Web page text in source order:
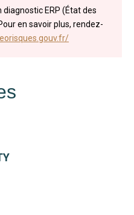
ERP (État des
en savoir plus, rendez-